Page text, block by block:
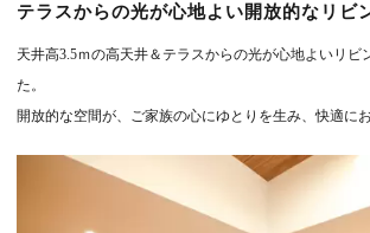
テラスからの光が心地よい開放的なリビ
天井高3.5ｍの高天井＆テラスからの光が心地よいリビ
た。
開放的な空間が、ご家族の心にゆとりを生み、快適に